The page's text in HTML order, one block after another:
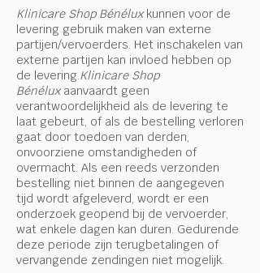
Klinicare Shop Bénélux kunnen voor de
levering gebruik maken van externe
partijen/vervoerders. Het inschakelen van
externe partijen kan invloed hebben op
de levering.Klinicare Shop
Bénélux aanvaardt geen
verantwoordelijkheid als de levering te
laat gebeurt, of als de bestelling verloren
gaat door toedoen van derden,
onvoorziene omstandigheden of
overmacht. Als een reeds verzonden
bestelling niet binnen de aangegeven
tijd wordt afgeleverd, wordt er een
onderzoek geopend bij de vervoerder,
wat enkele dagen kan duren. Gedurende
deze periode zijn terugbetalingen of
vervangende zendingen niet mogelijk.